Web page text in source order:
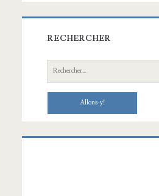
RECHERCHER
Recherche: